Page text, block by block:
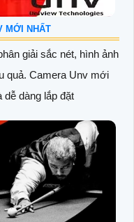
MỚI NHẤT
giải sắc nét, hình ảnh
quả. Camera Unv mới
dàng lắp đặt